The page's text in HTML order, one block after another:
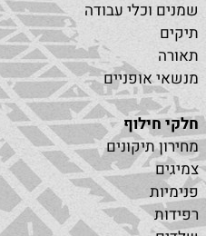
שמנים וכלי עבודה
תיקים
תאורה
מנשאי אופניים
חלקי חילוף
מחירון תיקונים
צמיגים
פנימיות
רפידות